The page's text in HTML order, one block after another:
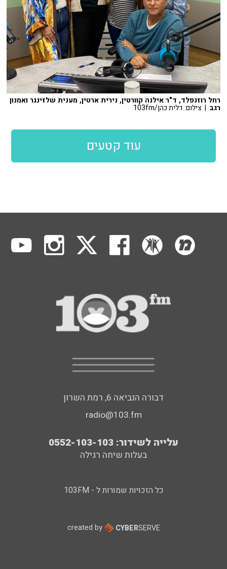
רחל רוזנפלד, ד"ר אילנה קוורטין, נירית ארטין, מענית שלזינגר ואמנון
רגב | צילום: דלית כהן/103fm
עוד קטעים
דבורה הנביאה 6, רמת השרון
radio@103.fm
עלייה לשידור: 0552-103-103
בעלות שיחה רגילה
כל הזכויות שמורות ל - 103FM
created by CYBERSERVE